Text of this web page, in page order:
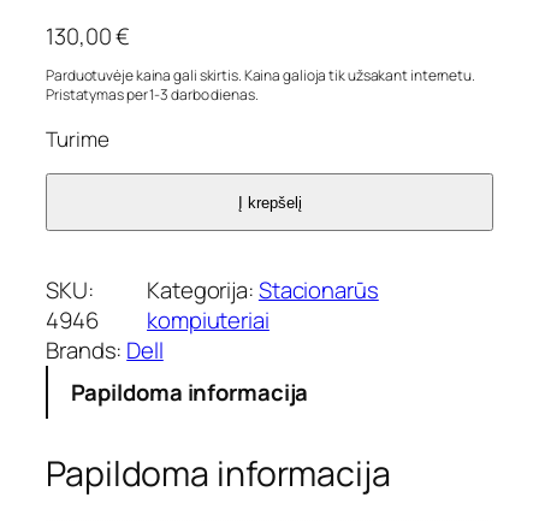
130,00€
Parduotuvėje kaina gali skirtis. Kaina galioja tik užsakant internetu.
Pristatymas per 1-3 darbo dienas.
Turime
Į krepšelį
SKU:
4946
Kategorija:Stacionarūs
kompiuteriai
Brands: Dell
Papildoma informacija
Papildoma informacija